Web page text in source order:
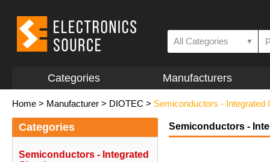
All Categories ▼
Categories Manufacturers
Home > Manufacturer > DIOTEC > Semiconductors - Integrated
Categories
Semiconductors - Integrated
Semiconductors -